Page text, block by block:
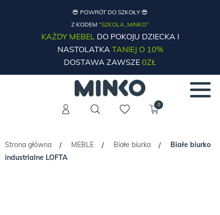
😎 POWRÓT DO SZKOŁY 😎
Z KODEM “SZKOLA_MINKO”
KAŻDY MEBELDO POKOJU DZIECKA I
NASTOLATKATANIEJ O 10%
DOSTAWA ZAWSZE 0ZŁ
0
Strona główna / MEBLE / Białe biurka /
Białe biurko
industrialne LOFTA